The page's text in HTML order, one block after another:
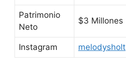
Patrimonio
Neto
$3 Millones
Instagram melodysholt